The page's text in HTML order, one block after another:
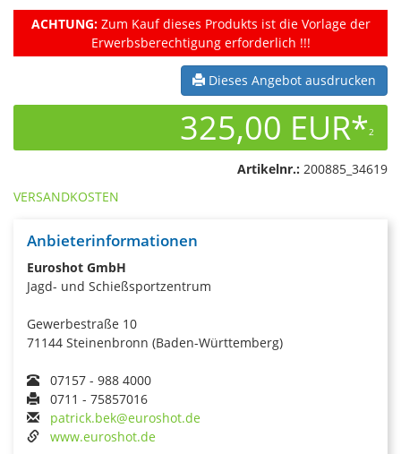
ACHTUNG:Zum Kauf dieses Produkts ist die Vorlage der
Erwerbsberechtigung erforderlich !!!
Dieses Angebot ausdrucken
325,00 EUR*2
Artikelnr.: 200885_34619
VERSANDKOSTEN
Anbieterinformationen
Euroshot GmbH
Jagd- und Schießsportzentrum
Gewerbestraße 10
71144 Steinenbronn (Baden-Württemberg)
07157 - 988 4000
0711 - 75857016
patrick.bek@euroshot.de
www.euroshot.de